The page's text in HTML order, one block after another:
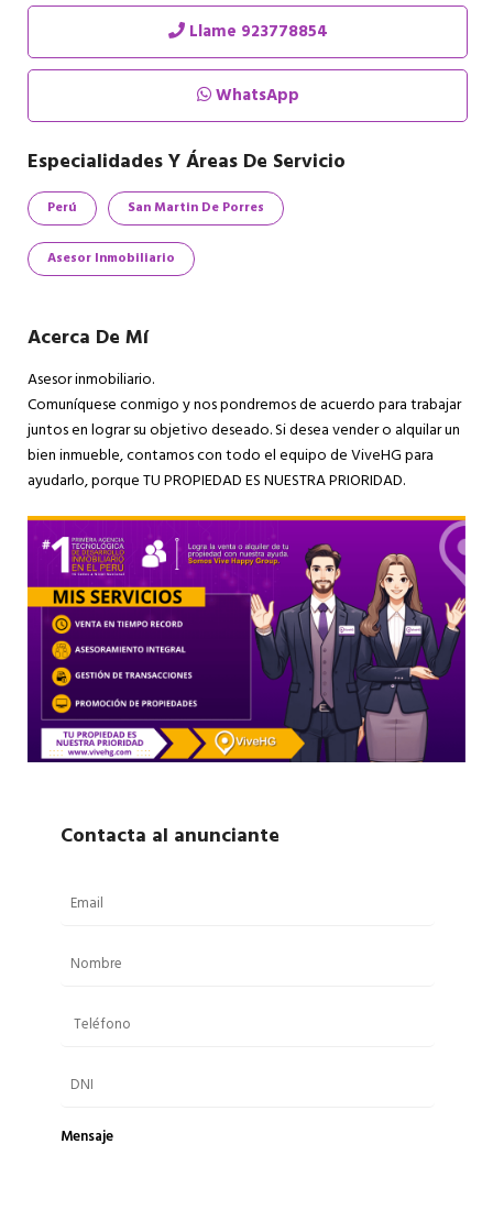
Llame 923778854
WhatsApp
Especialidades Y Áreas De Servicio
Perú San Martin De Porres
Asesor Inmobiliario
Acerca De Mí
Asesor inmobiliario.
Comuníquese conmigo y nos pondremos de acuerdo para trabajar
juntos en lograr su objetivo deseado. Si desea vender o alquilar un
bien inmueble, contamos con todo el equipo de ViveHG para
ayudarlo, porque TU PROPIEDAD ES NUESTRA PRIORIDAD.
Contacta al anunciante
Mensaje